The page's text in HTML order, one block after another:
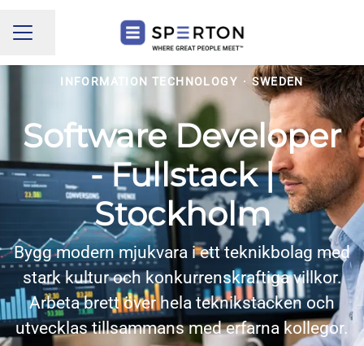
CAREER MENU
Share page
INFORMATION TECHNOLOGY · SWEDEN
Software Developer
- Fullstack |
Stockholm
Bygg modern mjukvara i ett teknikbolag med
stark kultur och konkurrenskraftiga villkor.
Arbeta brett över hela teknikstacken och
utvecklas tillsammans med erfarna kollegor.